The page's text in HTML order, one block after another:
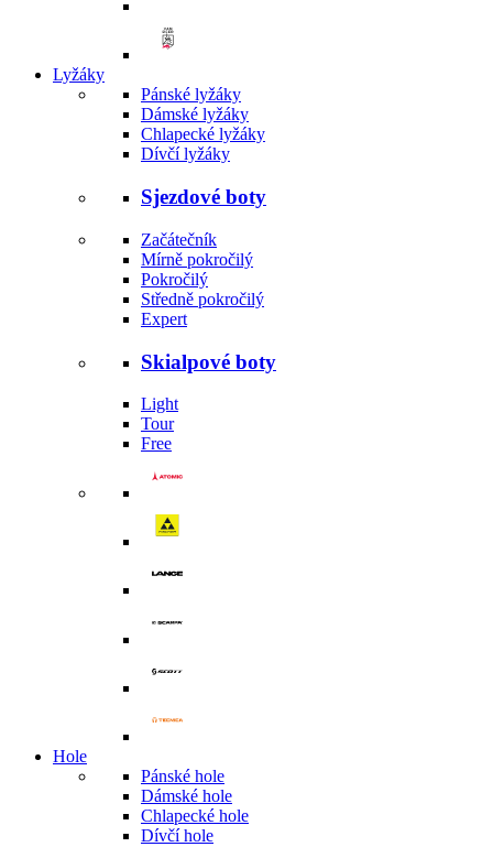
Lyžáky
Pánské lyžáky
Dámské lyžáky
Chlapecké lyžáky
Dívčí lyžáky
Sjezdové boty
Začátečník
Mírně pokročilý
Pokročilý
Středně pokročilý
Expert
Skialpové boty
Light
Tour
Free
Hole
Pánské hole
Dámské hole
Chlapecké hole
Dívčí hole